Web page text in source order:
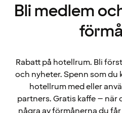
Bli medlem
Rabatt på hotellrum. Bli
och nyheter. Spenn som du
hotellrum med eller
partners. Gratis kaffe – när